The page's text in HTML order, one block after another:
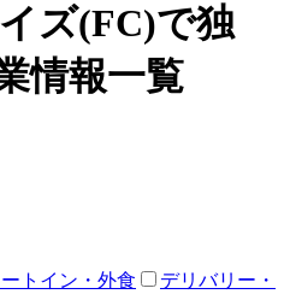
ズ(FC)で独
情報一覧
トイン・外食
デリバリー・